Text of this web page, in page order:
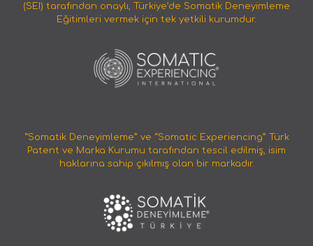
(SEI) tarafından onaylı, Türkiye’de Somatik Deneyimleme
Eğitimleri vermek için tek yetkili kurumdur.
“Somatik Deneyimleme” ve “Somatic Experiencing” Türk
Patent ve Marka Kurumu tarafından tescil edilmiş, isim
haklarına sahip çıkılmış olan bir markadır.